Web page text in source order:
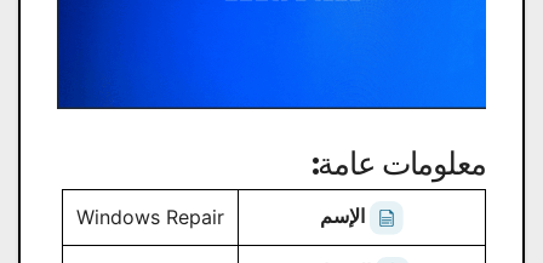
معلومات عامة:
الإسم Windows Repair